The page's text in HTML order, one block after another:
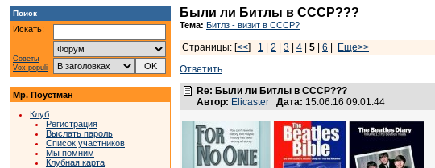
Поиск
Искать:
Советы
Vox populi
Мр. Поустман
Клуб
Регистрация
Выслать пароль
Список участников
Мы помним
Клубная карта
Были ли Битлы в СССР???
Тема: Битлз - визит в СССР?
Страницы: [<<] 1 2 3 4 5 6
Еще>>
Ответить
Re: Были ли Битлы в СССР???
Автор: Elicaster Дата: 15.06.16 09:01:44